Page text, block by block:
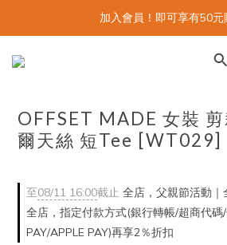
加入會員！即可享有50元
OFFSET MADE 女裝
爾天絲 短Tee [WT029]
至08/11 16:00截止 全店，父親節活動｜
全店，指定付款方式(銀行轉帳/超商代碼
PAY/APPLE PAY)再享2％折扣